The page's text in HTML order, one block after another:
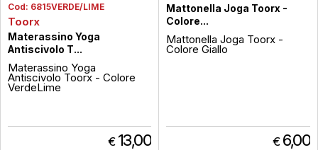
Cod: 6815VERDE/LIME
Toorx
Materassino Yoga
Antiscivolo T...
Materassino Yoga
Antiscivolo Toorx - Colore
VerdeLime
€ 13,00
Mattonella Joga Toorx -
Colore...
Mattonella Joga Toorx -
Colore Giallo
€ 6,00